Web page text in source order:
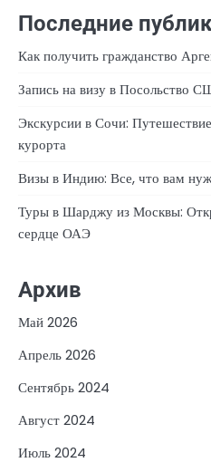
Последние
Как получить гражданство
Запись на визу в Посольство
Экскурсии в Сочи:
курорта
Визы в Индию: Все, что вам
Туры в Шарджу из Москвы:
сердце ОАЭ
Архив
Май 2026
Апрель 2026
Сентябрь 2024
Август 2024
Июль 2024